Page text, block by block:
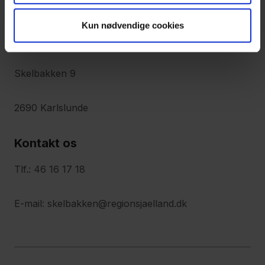
Kun nødvendige cookies
Find os
Bo- og Aflastningstilbud Skelbakken
Skelbakken 9
2690 Karlslunde
Kontakt os
Tlf.: 46 16 17 18
E-mail: skelbakken@regionsjaelland.dk